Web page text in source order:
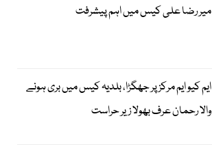
میر رضا علی کیس میں اہم پیشرفت
ایم کیو ایم مرکز پر جھگڑا، بلدیہ کیس میں بری ہونے
والا رحمان عرف بھولا زیر حراست